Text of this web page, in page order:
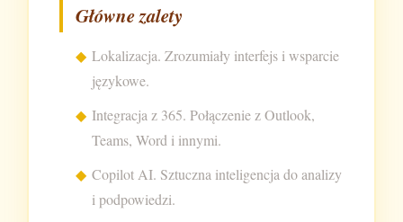
Główne zalety
Lokalizacja. Zrozumiały interfejs i wsparcie
językowe.
Integracja z 365. Połączenie z Outlook,
Teams, Word i innymi.
Copilot AI. Sztuczna inteligencja do analizy
i podpowiedzi.